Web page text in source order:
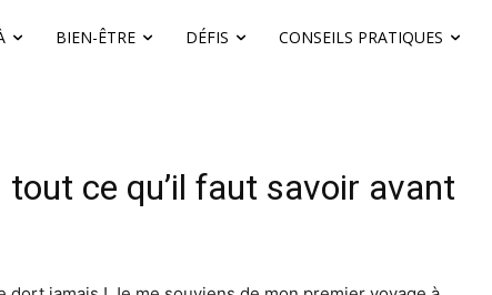
BIEN-ÊTRE DÉFIS CONSEILS PRATIQUES
ce qu’il faut savoir avant